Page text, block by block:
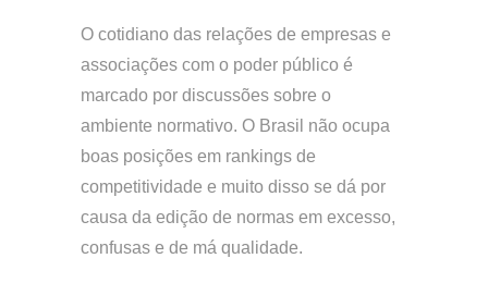
O cotidiano das relações de empresas e
associações com o poder público é
marcado por discussões sobre o
ambiente normativo. O Brasil não ocupa
boas posições em rankings de
competitividade e muito disso se dá por
causa da edição de normas em excesso,
confusas e de má qualidade.